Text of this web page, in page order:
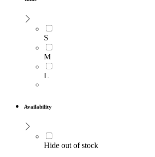
S
M
L
Availability
Hide out of stock